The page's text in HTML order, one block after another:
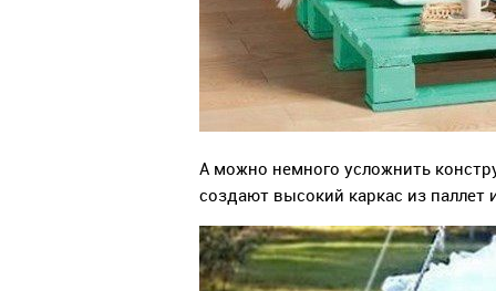
А можно немного усложнить
создают высокий каркас из